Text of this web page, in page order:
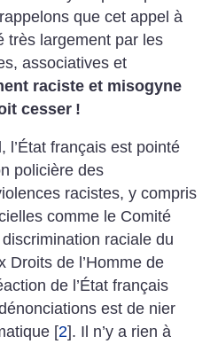
que cet appel à
très largement par les
associatives et
raciste et misogyne
cesser !
l’État français est pointé
policière des
racistes, y compris
comme le Comité
raciale du
Droits de l’Homme de
de l’État français
est de nier
[2]. Il n’y a rien à